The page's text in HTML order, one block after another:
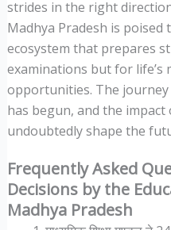
strides in the right
Madhya Pradesh is poised
ecosystem that prepares
examinations but for life’s
opportunities. The
has begun, and the
undoubtedly shape the
Frequently Asked
Decisions by the
Madhya Pradesh